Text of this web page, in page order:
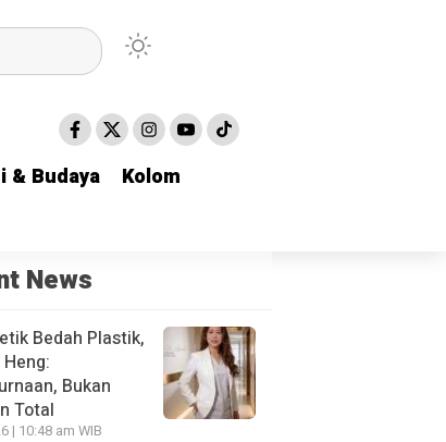
& Budaya
Kolom
& Budaya
Kolom
News
Bedah Plastik,
Bukan
Total
| 10:48 am WIB